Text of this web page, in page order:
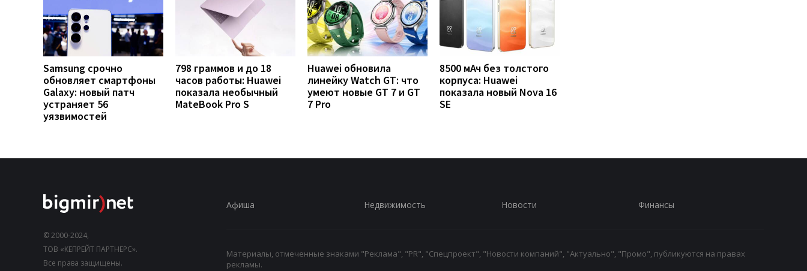
Samsung срочно
обновляет смартфоны
Galaxy: новый патч
устраняет 56
уязвимостей
798 граммов и до 18
часов работы: Huawei
показала необычный
MateBook Pro S
Huawei обновила
линейку Watch GT: что
умеют новые GT 7 и GT
7 Pro
8500 мАч без толстого
корпуса: Huawei
показала новый Nova 16
SE
© 2000-2024,
ТОВ «КЕПРЕЙТ ПАРТНЕРС».
Все права защищены.
Афиша Недвижимость Новости Финансы
Материалы, отмеченные знаками "Реклама", "PR", "Спецпроект", "Новости компаний", "Актуально", "Промо", публикуются на правах
рекламы.